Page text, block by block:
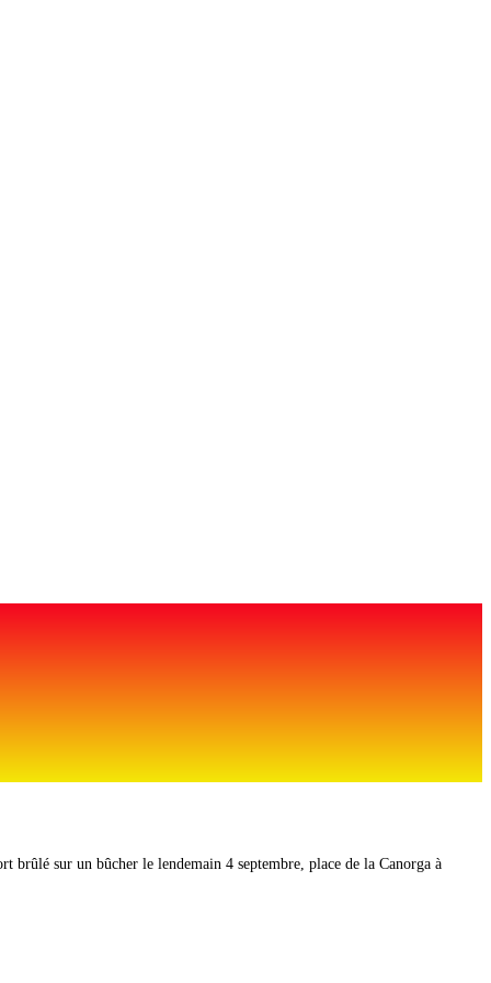
brûlé sur un bûcher le lendemain 4 septembre, place de la Canorga à